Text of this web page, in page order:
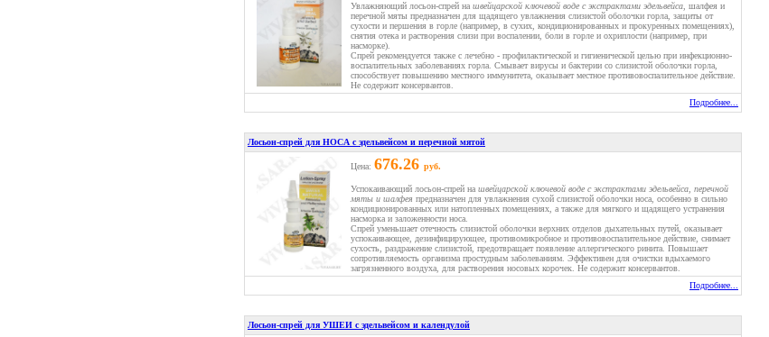
Увлажняющий лосьон-спрей на швейцарской ключевой воде с экстрактами эдельвейса, шалфея и
перечной мяты предназначен для щадящего увлажнения слизистой оболочки горла, защиты от
сухости и першения в горле (например, в сухих, кондиционированных и прокуренных помещениях),
снятия отека и растворения слизи при воспалении, боли в горле и охриплости (например, при
насморке).
Спрей рекомендуется также с лечебно - профилактической и гигиенической целью при инфекционно-
воспалительных заболеваниях горла. Смывает вирусы и бактерии со слизистой оболочки горла,
способствует повышению местного иммунитета, оказывает местное противовоспалительное действие.
Не содержит консервантов.
Подробнее...
Лосьон-спрей для НОСА с эдельвейсом и перечной мятой
Цена: 676.26 руб.
Успокаивающий лосьон-спрей на швейцарской ключевой воде с экстрактами эдельвейса, перечной
мяты и шалфея предназначен для увлажнения сухой слизистой оболочки носа, особенно в сильно
кондиционированных или натопленных помещениях, а также для мягкого и щадящего устранения
насморка и заложенности носа.
Спрей уменьшает отечность слизистой оболочки верхних отделов дыхательных путей, оказывает
успокаивающее, дезинфицирующее, противомикробное и противовоспалительное действие, снимает
сухость, раздражение слизистой, предотвращает появление аллергического ринита. Повышает
сопротивляемость организма простудным заболеваниям. Эффективен для очистки вдыхаемого
загрязненного воздуха, для растворения носовых корочек. Не содержит консервантов.
Подробнее...
Лосьон-спрей для УШЕИ с эдельвейсом и календулой